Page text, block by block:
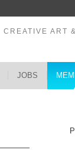
ART
JOBS